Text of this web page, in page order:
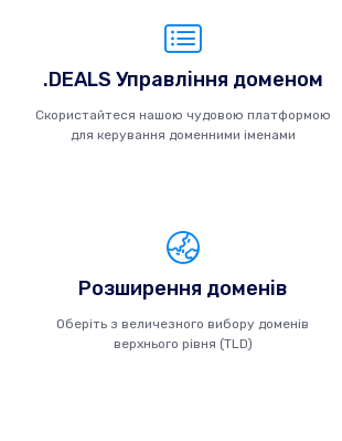
.DEALS Управління доменом
Скористайтеся нашою чудовою платформою
для керування доменними іменами
Розширення доменів
Оберіть з величезного вибору доменів
верхнього рівня (TLD)